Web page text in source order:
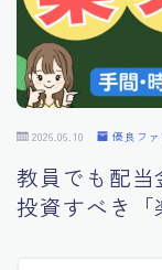
2026.06.10 優良ファ
教員でも配当
投資すべき「